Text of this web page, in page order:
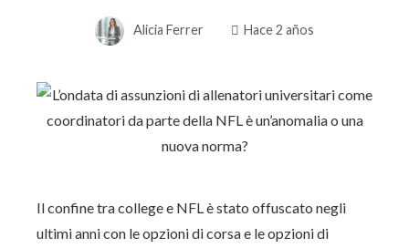
Alicia Ferrer Hace 2 años
Il confine tra college e NFL è stato offuscato negli
ultimi anni con le opzioni di corsa e le opzioni di